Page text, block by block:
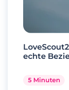
echte
5 Minuten